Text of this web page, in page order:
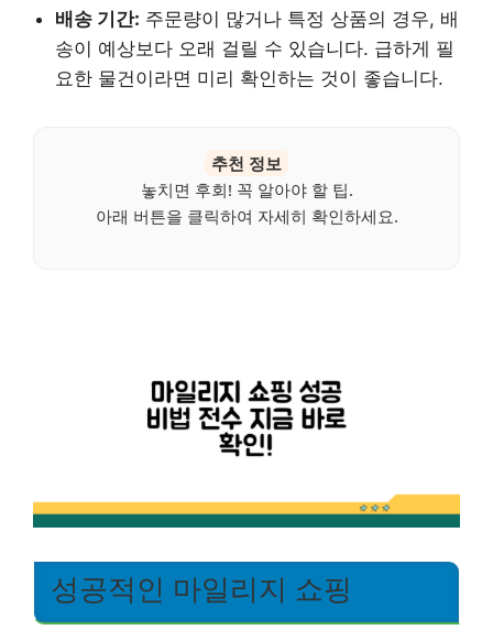
배송 기간: 주문량이 많거나 특정 상품의 경우, 배
송이 예상보다 오래 걸릴 수 있습니다. 급하게 필
요한 물건이라면 미리 확인하는 것이 좋습니다.
추천 정보
놓치면 후회! 꼭 알아야 할 팁.
아래 버튼을 클릭하여 자세히 확인하세요.
성공적인 마일리지 쇼핑